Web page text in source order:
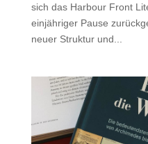
sich das Harbour Front
einjähriger Pause
neuer Struktur und...